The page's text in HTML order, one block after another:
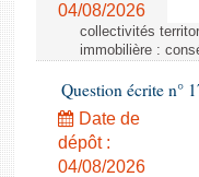
04/08/2026
collectivités
immobilière :
Question écrite n°
Date de
dépôt :
04/08/2026